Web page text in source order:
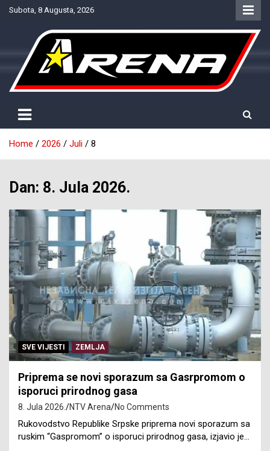
SkipSubota, 8 Augusta, 2026
NTV Arena
Home 2026 Juli 8
Dan: 8. Jula 2026.
SVE VIJESTI ZEMLJA
Priprema se novi sporazum sa Gasrpromom o
isporuci prirodnog gasa
8. Jula 2026. NTV Arena No Comments
Rukovodstvo Republike Srpske priprema novi sporazum sa
ruskim “Gaspromom” o isporuci prirodnog gasa, izjavio je…